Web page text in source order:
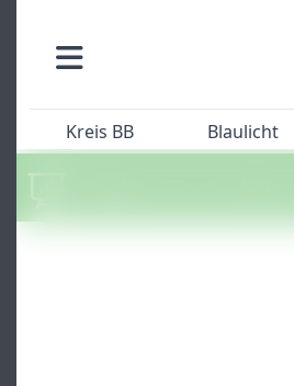
Kreis BB Blaulicht
Machen Sie mit